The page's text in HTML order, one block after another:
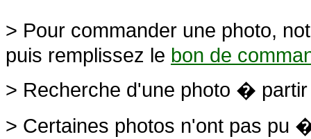
> Pour commander une photo,
puis remplissez le bon de
> Recherche d'une photo �
> Certaines photos n'ont pas